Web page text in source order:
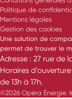
Politique de
Mentions légales
Gestion des cookies
Une solution de
permet de trouver le
Adresse : 27 rue de
Horaires
de 13h à 17h.
©2026 Opéra Énergie.